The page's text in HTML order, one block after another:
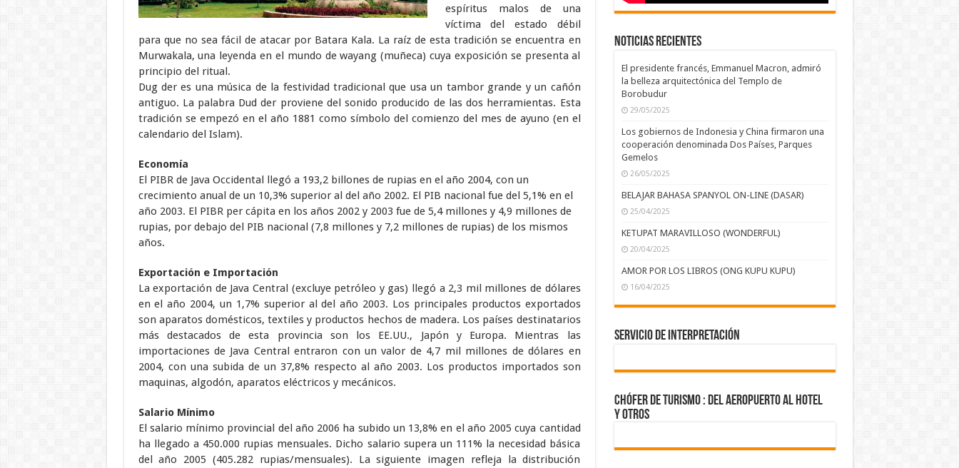
espíritus malos de una
víctima del estado débil
para que no sea fácil de atacar por Batara Kala. La raíz de esta tradición se encuentra en
Murwakala, una leyenda en el mundo de wayang (muñeca) cuya exposición se presenta al
principio del ritual.
Dug der es una música de la festividad tradicional que usa un tambor grande y un cañón
antiguo. La palabra Dud der proviene del sonido producido de las dos herramientas. Esta
tradición se empezó en el año 1881 como símbolo del comienzo del mes de ayuno (en el
calendario del Islam).
Economía
El PIBR de Java Occidental llegó a 193,2 billones de rupias en el año 2004, con un
crecimiento anual de un 10,3% superior al del año 2002. El PIB nacional fue del 5,1% en el
año 2003. El PIBR per cápita en los años 2002 y 2003 fue de 5,4 millones y 4,9 millones de
rupias, por debajo del PIB nacional (7,8 millones y 7,2 millones de rupias) de los mismos
años.
Exportación e Importación
La exportación de Java Central (excluye petróleo y gas) llegó a 2,3 mil millones de dólares
en el año 2004, un 1,7% superior al del año 2003. Los principales productos exportados
son aparatos domésticos, textiles y productos hechos de madera. Los países destinatarios
más destacados de esta provincia son los EE.UU., Japón y Europa. Mientras las
importaciones de Java Central entraron con un valor de 4,7 mil millones de dólares en
2004, con una subida de un 37,8% respecto al año 2003. Los productos importados son
maquinas, algodón, aparatos eléctricos y mecánicos.
Salario Mínimo
El salario mínimo provincial del año 2006 ha subido un 13,8% en el año 2005 cuya cantidad
ha llegado a 450.000 rupias mensuales. Dicho salario supera un 111% la necesidad básica
del año 2005 (405.282 rupias/mensuales). La siguiente imagen refleja la distribución
Noticias recientes
El presidente francés, Emmanuel Macron, admiró
la belleza arquitectónica del Templo de
Borobudur
29/05/2025
Los gobiernos de Indonesia y China firmaron una
cooperación denominada Dos Países, Parques
Gemelos
26/05/2025
BELAJAR BAHASA SPANYOL ON-LINE (DASAR)
25/04/2025
KETUPAT MARAVILLOSO (WONDERFUL)
20/04/2025
AMOR POR LOS LIBROS (ONG KUPU KUPU)
16/04/2025
Servicio de Interpretación
CHÓFER DE TURISMO : del aeropuerto al hotel
y otros